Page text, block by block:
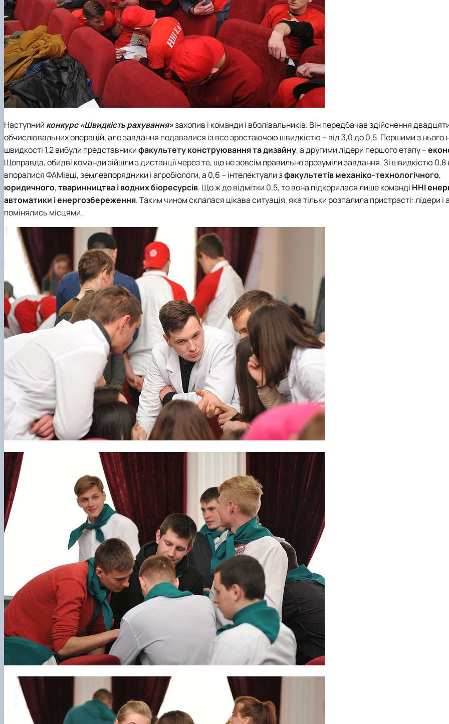
Наступний конкурс «Швидкість рахування»захопив і команди і вболівальників. Він передбачав здійснення
обчислювальних операцій, але завдання подавалися із все зростаючою швидкістю – від 3,0 до 0,5. Першими з нього
швидкості 1,2 вибули представникифакультету конструювання та дизайну, а другими лідери першого етапу –
Щоправда, обидві команди зійшли з дистанції через те, що не зовсім правильно зрозуміли завдання. Зі швидкістю 0,8
впоралися ФАМівці, землевпорядники і агробіологи, а 0,6 – інтелектуали зфакультетів механіко-технологічного,
юридичного,тваринництва і водних біоресурсів. Що ж до відмітки 0,5, то вона підкорилася лише команді ННІ
автоматики і енергозбереження. Таким чином склалася цікава ситуація, яка тільки розпалила пристрасті: лідери і
помінялись місцями.